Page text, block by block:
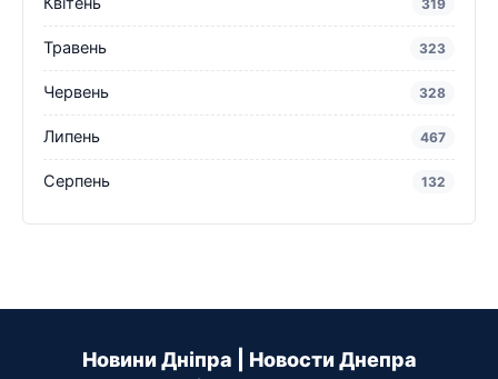
319
Травень 323
Червень 328
Липень 467
Серпень 132
Новини Дніпра | Новости Днепра